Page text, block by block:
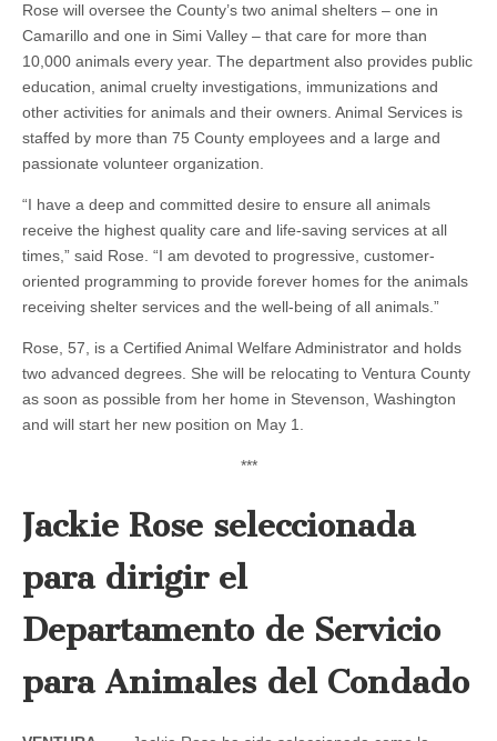
Rose will oversee the County’s two animal shelters – one in
Camarillo and one in Simi Valley – that care for more than
10,000 animals every year. The department also provides public
education, animal cruelty investigations, immunizations and
other activities for animals and their owners. Animal Services is
staffed by more than 75 County employees and a large and
passionate volunteer organization.
“I have a deep and committed desire to ensure all animals
receive the highest quality care and life-saving services at all
times,” said Rose. “I am devoted to progressive, customer-
oriented programming to provide forever homes for the animals
receiving shelter services and the well-being of all animals.”
Rose, 57, is a Certified Animal Welfare Administrator and holds
two advanced degrees. She will be relocating to Ventura County
as soon as possible from her home in Stevenson, Washington
and will start her new position on May 1.
***
Jackie Rose seleccionada
para dirigir el
Departamento de Servicio
para Animales del Condado